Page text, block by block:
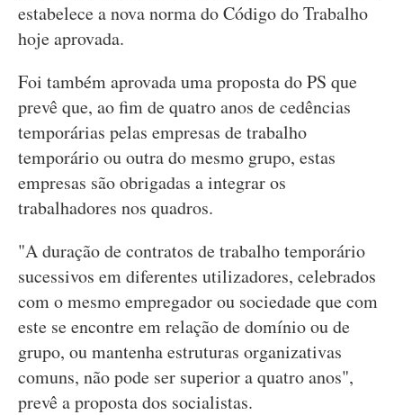
estabelece a nova norma do Código do Trabalho
hoje aprovada.
Foi também aprovada uma proposta do PS que
prevê que, ao fim de quatro anos de cedências
temporárias pelas empresas de trabalho
temporário ou outra do mesmo grupo, estas
empresas são obrigadas a integrar os
trabalhadores nos quadros.
"A duração de contratos de trabalho temporário
sucessivos em diferentes utilizadores, celebrados
com o mesmo empregador ou sociedade que com
este se encontre em relação de domínio ou de
grupo, ou mantenha estruturas organizativas
comuns, não pode ser superior a quatro anos",
prevê a proposta dos socialistas.